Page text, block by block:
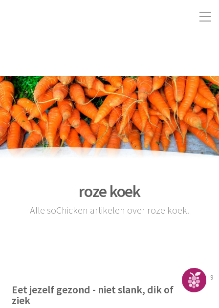
roze koek
Alle soChicken artikelen over roze koek.
9
Eet jezelf gezond - niet slank, dik of
ziek